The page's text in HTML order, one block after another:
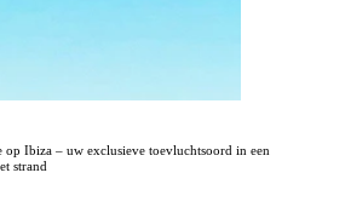
op Ibiza – uw exclusieve toevluchtsoord in een
strand